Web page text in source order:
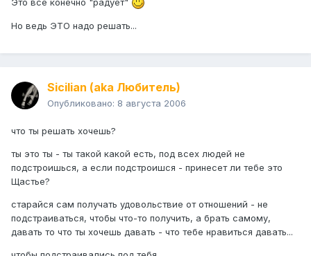
Но ведь ЭТО надо решать...
Sicilian (aka Любитель)
Опубликовано: 8 августа 2006
что ты решать хочешь?
ты это ты - ты такой какой есть, под всех людей не
подстроишься, а если подстроишся - принесет ли тебе это
Щастье?
старайся сам получать удовольствие от отношений - не
подстраиваться, чтобы что-то получить, а брать самому,
давать то что ты хочешь давать - что тебе нравиться давать...